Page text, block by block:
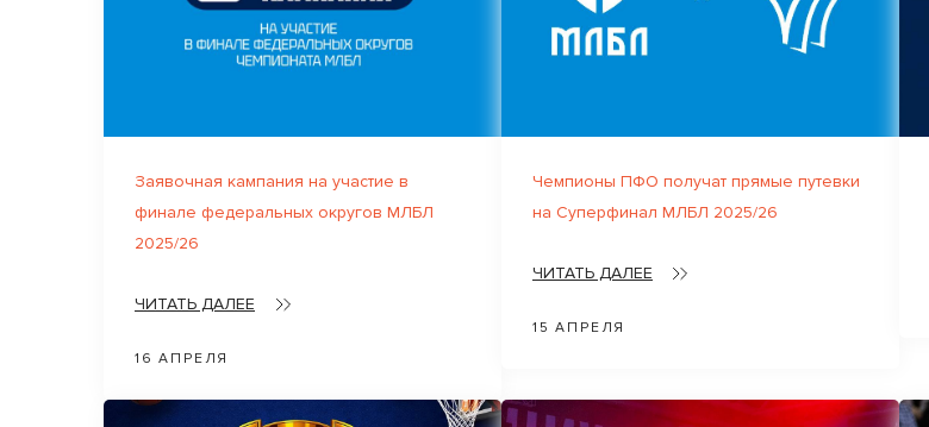
Заявочная кампания на участие в
финале федеральных округов МЛБЛ
2025/26
ЧИТАТЬ ДАЛЕЕ
16 АПРЕЛЯ
Чемпионы ПФО получат прямые путевки
на Суперфинал МЛБЛ 2025/26
ЧИТАТЬ ДАЛЕЕ
15 АПРЕЛЯ